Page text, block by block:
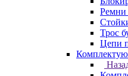
Ремни
Трос
Цепи